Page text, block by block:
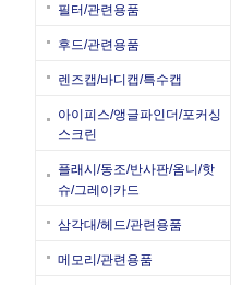
필터/관련용품
후드/관련용품
렌즈캡/바디캡/특수캡
아이피스/앵글파인더/포커싱
스크린
플래시/동조/반사판/옴니/핫
슈/그레이카드
삼각대/헤드/관련용품
메모리/관련용품